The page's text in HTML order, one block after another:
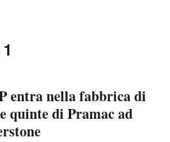
entra nella fabbrica di
quinte di Pramac ad